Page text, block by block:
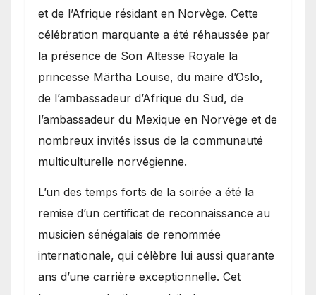
et de l’Afrique résidant en Norvège. Cette
célébration marquante a été réhaussée par
la présence de Son Altesse Royale la
princesse Märtha Louise, du maire d’Oslo,
de l’ambassadeur d’Afrique du Sud, de
l’ambassadeur du Mexique en Norvège et de
nombreux invités issus de la communauté
multiculturelle norvégienne.
​L’un des temps forts de la soirée a été la
remise d’un certificat de reconnaissance au
musicien sénégalais de renommée
internationale, qui célèbre lui aussi quarante
ans d’une carrière exceptionnelle. Cet